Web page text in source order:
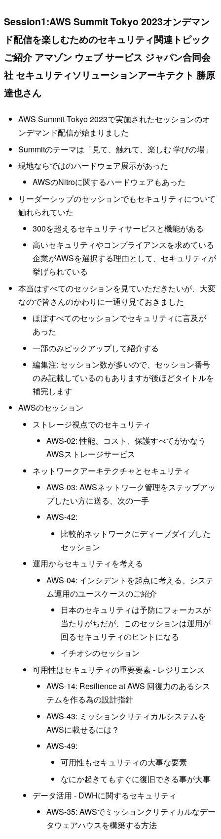
Session1:AWS Summit Tokyo 2023オンデマン
ド配信を楽しむためのセキュリティ関連トピック
ご紹介 アマゾン ウェブ サービス ジャパン合同会
社 セキュリティソリューションアーキテクト 勝原
達也さん
AWS Summit Tokyo 2023で実施されたセッションのオ
ンデマンド配信が始まりました
Summitのテーマは「見て、触れて、楽しむ 学びの場」
現地ならではのハードウェア展示があった
AWSのNitroに関するハードウェアもあった
リーダーシップのセッションでもセキュリティについて
触れられていた
300を超えるセキュリティサービスと機能がある
高いセキュリティやコンプライアンスを求めている
企業がAWSを選択する理由として、セキュリティが
挙げられている
本当はすべてのセッションを見ていただきたいが、大変
なので皆さんのかわりに一通り見ておきました
ほぼすべてのセッションでセキュリティに言及が
あった
一部のみピックアップして紹介する
編集注: セッション数が多いので、セッション番号
のみ記載しているのもありますが後ほどタイトルを
補完します
AWSのセッション
ストレージ視点でのセキュリティ
AWS-02: 性能、コスト、保護すべてがかなう
AWSストレージサービス
ネットワークアーキテクチャとセキュリティ
AWS-03: AWSネットワーク管理をステップアッ
プしたい方に送る、次の一手
AWS-42:
比較的ネットワークにディープダイブした
セッション
運用からセキュリティを考える
AWS-04: インシデントを起点に考える、システ
ム運用のユースケースのご紹介
日本のセキュリティは予防にフォーカスが
当たりがちだが、このセッションは運用が
回るセキュリティのヒントになる
イチオシのセッション
可用性はセキュリティの重要要素 - レジリエンス
AWS-14: Resilience at AWS 回復力のあるシス
テムを作る為の設計指針
AWS-43: ミッションクリティカルシステムを
AWSに載せるには？
AWS-49:
可用性もセキュリティの大事な要素
なにか起きてもすぐに復旧できる事が大事
データ活用 - DWHに関するセキュリティ
AWS-35: AWSでミッションクリティカルなデー
タウェアハウスを構築する方法